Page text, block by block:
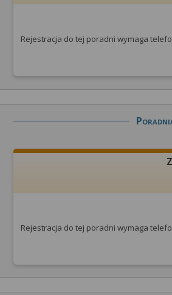
Rejestracja do tej poradni wymaga
Rejestracja do tej poradni wymaga